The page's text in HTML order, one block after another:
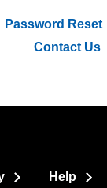
Password Reset
Contact Us
Help